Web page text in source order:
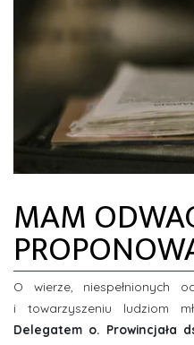
ŚW. JÓZEF KALASANCJUSZ
POWOŁANIE
GDZIE JESTEŚMY?
ZDJĘCIA
INFORMACJE
MAM
O wierze, niespełnionych
i towarzyszeniu ludziom
Delegatem o. Prowincjała